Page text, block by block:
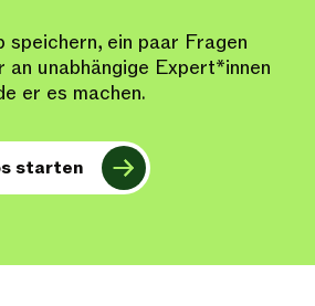
speichern, ein paar Fragen
unabhängige Expert*innen
er es machen.
starten